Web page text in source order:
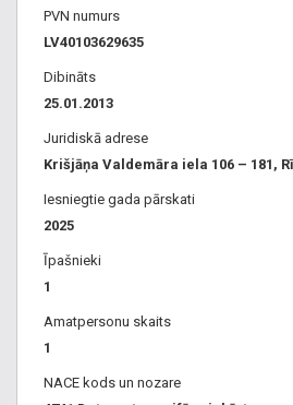
PVN numurs
LV40103629635
Dibināts
25.01.2013
Juridiskā adrese
Krišjāņa Valdemāra iela 106 – 181,
Iesniegtie gada pārskati
2025
Īpašnieki
1
Amatpersonu skaits
1
NACE kods un nozare